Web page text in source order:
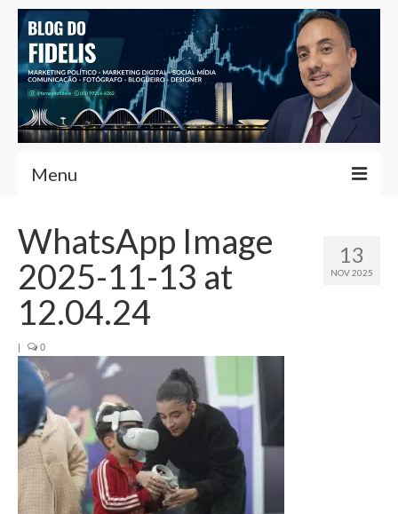
Menu
Fernando Fidelis
Café com Fidelis
Contato
Currículo
13
NOV 2025
WhatsApp Image
2025-11-13 at
12.04.24
| 0